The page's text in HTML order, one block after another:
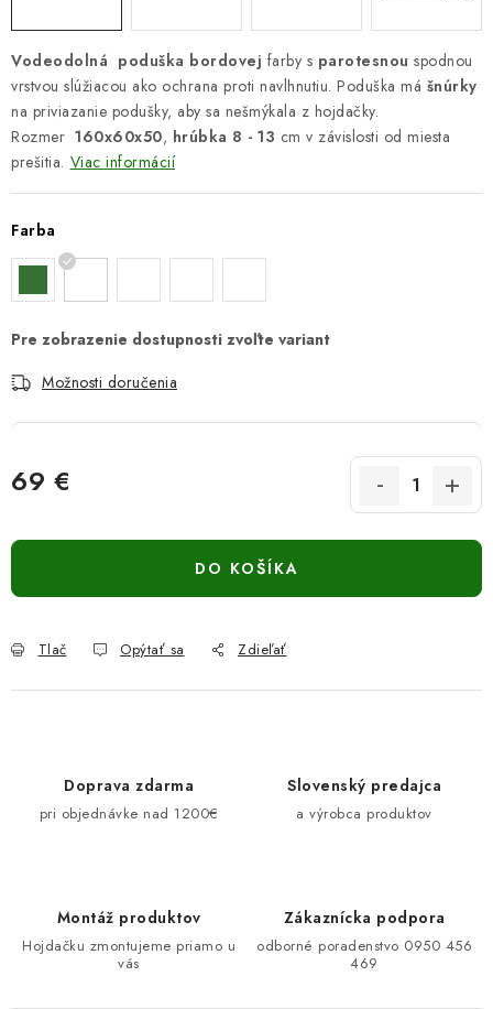
Vodeodolná poduška bordovej farby s parotesnou spodnou
vrstvou slúžiacou ako ochrana proti navlhnutiu. Poduška má šnúrky
na priviazanie podušky, aby sa nešmýkala z hojdačky.
Rozmer 160x60x50, hrúbka 8 - 13 cm v závislosti od miesta
prešitia. Viac informácií
Farba
Možnosti doručenia
69 €
DO KOŠÍKA
Tlač Opýtať sa Zdieľať
Doprava zdarma
pri objednávke nad 1200€
Slovenský predajca
a výrobca produktov
Montáž produktov
Hojdačku zmontujeme priamo u
vás
Zákaznícka podpora
odborné poradenstvo 0950 456
469